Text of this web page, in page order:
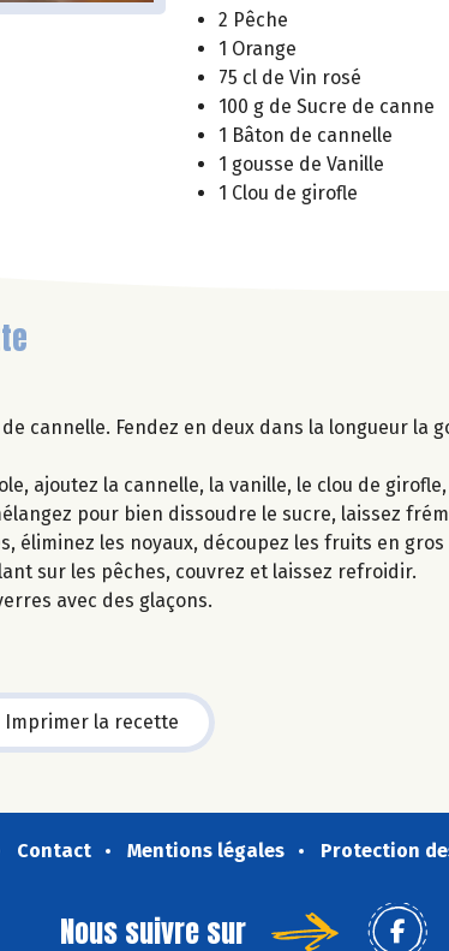
2 Pêche
1 Orange
75 cl de Vin rosé
100 g de Sucre de canne
1 Bâton de cannelle
1 gousse de Vanille
1 Clou de girofle
cannelle. Fendez en deux dans la longueur la
ajoutez la cannelle, la vanille, le clou de
pour bien dissoudre le sucre, laissez
éliminez les noyaux, découpez les fruits en
sur les pêches, couvrez et laissez refroidir.
avec des glaçons.
Imprimer la recette
Contact Mentions légales Protection
Nous suivre sur